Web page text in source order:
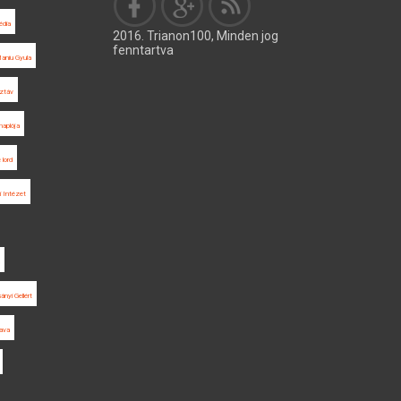
Gyula
lord
Intézet
Gellért
2016. Trianon100, Minden jog
fenntartva